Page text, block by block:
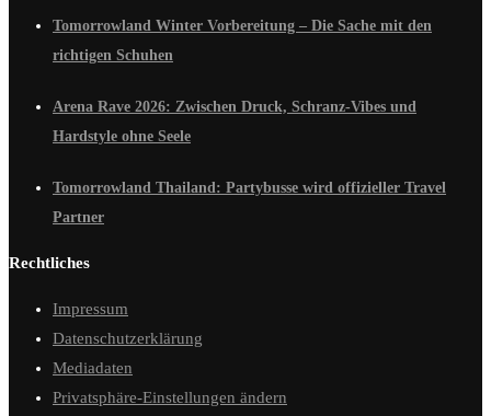
Tomorrowland Winter Vorbereitung – Die Sache mit den
richtigen Schuhen
Arena Rave 2026: Zwischen Druck, Schranz-Vibes und
Hardstyle ohne Seele
Tomorrowland Thailand: Partybusse wird offizieller Travel
Partner
Rechtliches
Impressum
Datenschutzerklärung
Mediadaten
Privatsphäre-Einstellungen ändern